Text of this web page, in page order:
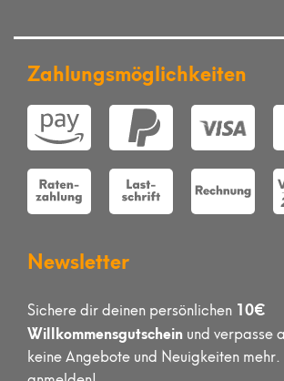
Zahlungsmöglichkeiten
Newsletter
Sichere dir deinen persönlichen 10€
Willkommensgutschein und verpasse
keine Angebote und Neuigkeiten